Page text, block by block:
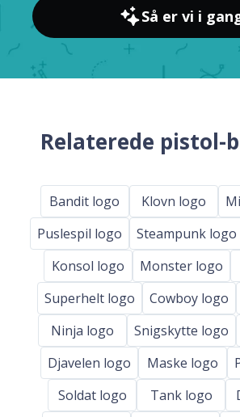
Så er vi i
Relaterede pistol-
Bandit logo Klovn logo
Puslespil logo
Steampunk logo
Konsol logo
Monster logo
Superhelt logo
Cowboy logo
Ninja logo
Snigskytte logo
Djavelen logo
Maske logo
Soldat logo
Tank logo